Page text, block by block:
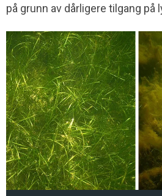
på grunn av dårligere tilgang på